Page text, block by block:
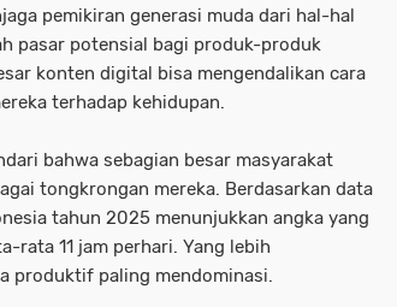
pemikiran generasi muda dari hal-hal
pasar potensial bagi produk-produk
konten digital bisa mengendalikan cara
terhadap kehidupan.
bahwa sebagian besar masyarakat
tongkrongan mereka. Berdasarkan data
tahun 2025 menunjukkan angka yang
rata 11 jam perhari. Yang lebih
produktif paling mendominasi.